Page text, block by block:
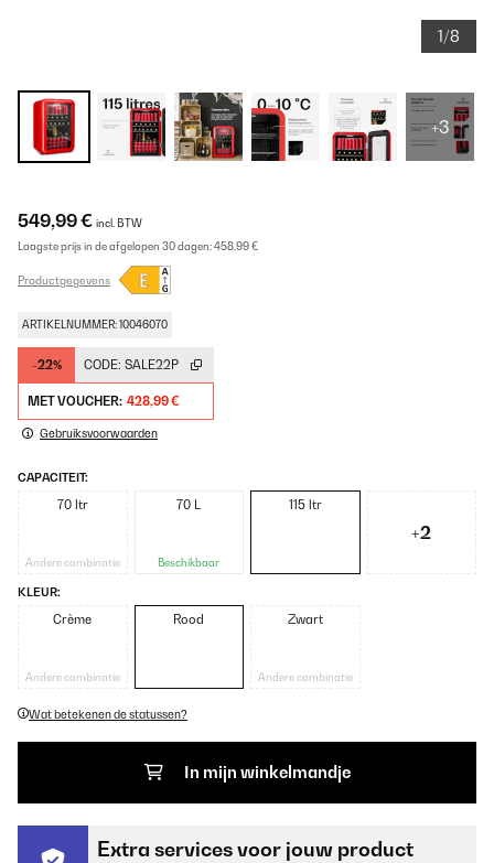
1/8
+3
549,99 € incl. BTW
Laagste prijs in de afgelopen 30 dagen:458,99 €
Productgegevens
ARTIKELNUMMER: 10046070
-22% CODE: SALE22P
MET VOUCHER: 428,99 €
Gebruiksvoorwaarden
CAPACITEIT:
70 ltr
Andere combinatie
70 L
Beschikbaar
115 ltr
+2
KLEUR:
Crème
Andere combinatie
Rood Zwart
Andere combinatie
Wat betekenen de statussen?
In mijn winkelmandje
Extra services voor jouw product